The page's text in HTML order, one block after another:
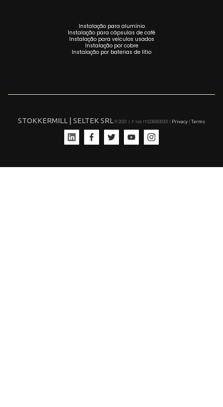
Instalação para alumínio
Instalação para cápsulas de café
Instalação para veículos usados
Instalação por cobre
Instalação por baterias de lítio
STOKKERMILL | SELTEK SRL© 2023 | P. Iva. IT02360630301 | Privacy Terms